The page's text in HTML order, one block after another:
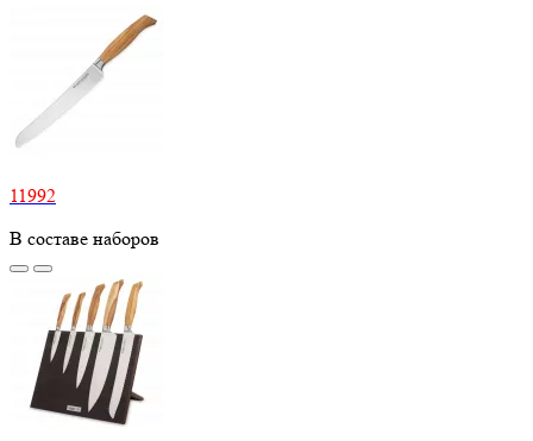
11992
В составе наборов